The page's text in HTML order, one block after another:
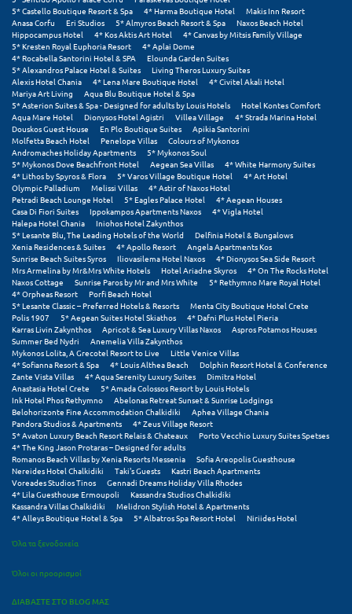
5* Castello Boutique Resort & Spa
4* Harma Boutique Hotel
Makis Inn Resort
Anasa Corfu
Eri Studios 5* Almyros Beach Resort & Spa
Naxos Beach Hotel
Hippocampus Hotel
4* Kos Aktis Art Hotel
4* Canvas by Mitsis Family Village
5* Kresten Royal Euphoria Resort
4* Aplai Dome
4* Rocabella Santorini Hotel & SPA
Elounda Garden Suites
5* Alexandros Palace Hotel & Suites
Living Theros Luxury Suites
Alexis Hotel Chania
4* Lena Mare Boutique Hotel
4* Civitel Akali Hotel
Mariya Art Living
Aqua Blu Boutique Hotel & Spa
5* Asterion Suites & Spa - Designed for adults by Louis Hotels
Hotel Kontes Comfort
Aqua Mare Hotel
Dionysos Hotel Agistri Villea Village
4* Strada Marina Hotel
Douskos Guest House
En Plo Boutique Suites
Apikia Santorini
Molfetta Beach Hotel
Penelope Villas
Colours of Mykonos
Andromaches Holiday Apartments
5* Mykonos Soul
5* Mykonos Dove Beachfront Hotel
Aegean Sea Villas
4* White Harmony Suites
4* Lithos by Spyros & Flora
5* Varos Village Boutique Hotel
4* Art Hotel
Olympic Palladium
Melissi Villas
4* Astir of Naxos Hotel
Petradi Beach Lounge Hotel
5* Eagles Palace Hotel
4* Aegean Houses
Casa Di Fiori Suites
Ippokampos Apartments Naxos
4* Vigla Hotel
Halepa Hotel Chania
Iniohos Hotel Zakynthos
5* Lesante Blu, The Leading Hotels of the World
Delfinia Hotel & Bungalows
Xenia Residences & Suites
4* Apollo Resort
Angela Apartments Kos
Sunrise Beach Suites Syros
Iliovasilema Hotel Naxos
4* Dionysos Sea Side Resort
Mrs Armelina by Mr&Mrs White Hotels
Hotel Ariadne Skyros
4* On The Rocks Hotel
Naxos Cottage
Sunrise Paros by Mr and Mrs White
5* Rethymno Mare Royal Hotel
4* Orpheas Resort
Porfi Beach Hotel
5* Lesante Classic – Preferred Hotels & Resorts
Menta City Boutique Hotel Crete
Polis 1907
5* Aegean Suites Hotel Skiathos
4* Dafni Plus Hotel Pieria
Karras Livin Zakynthos
Apricot & Sea Luxury Villas Naxos
Aspros Potamos Houses
Summer Bed Nydri
Anemelia Villa Zakynthos
Mykonos Lolita, A Grecotel Resort to Live
Little Venice Villas
4* Sofianna Resort & Spa
4* Louis Althea Beach
Dolphin Resort Hotel & Conference
Zante Vista Villas
4* Aqua Serenity Luxury Suites
Dimitra Hotel
Anastasia Hotel Crete
5* Amada Colossos Resort by Louis Hotels
Ink Hotel Phos Rethymno
Abelonas Retreat Sunset & Sunrise Lodgings
Belohorizonte Fine Accommodation Chalkidiki
Aphea Village Chania
Pandora Studios & Apartments
4* Zeus Village Resort
5* Avaton Luxury Beach Resort Relais & Chateaux
Porto Vecchio Luxury Suites Spetses
4* The King Jason Protaras – Designed for adults
Romanos Beach Villas by Xenia Resorts Messenia
Sofia Areopolis Guesthouse
Nereides Hotel Chalkidiki
Taki's Guests
Kastri Beach Apartments
Voreades Studios Tinos
Gennadi Dreams Holiday Villa Rhodes
4* Lila Guesthouse Ermoupoli
Kassandra Studios Chalkidiki
Kassandra Villas Chalkidiki
Melidron Stylish Hotel & Apartments
4* Alleys Boutique Hotel & Spa
5* Albatros Spa Resort Hotel Niriides Hotel
Όλα τα ξενοδοχεία
Όλοι οι προορισμοί
ΔΙΑΒΑΣΤΕ ΣΤΟ BLOG ΜΑΣ